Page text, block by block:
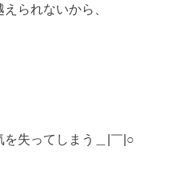
られないから、
を失ってしまう＿|￣|○